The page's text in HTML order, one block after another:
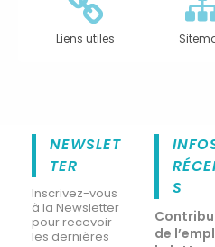
Liens utiles
NEWSLET
TER
Inscrivez-vous
à la Newsletter
pour recevoir
les dernières
S
de